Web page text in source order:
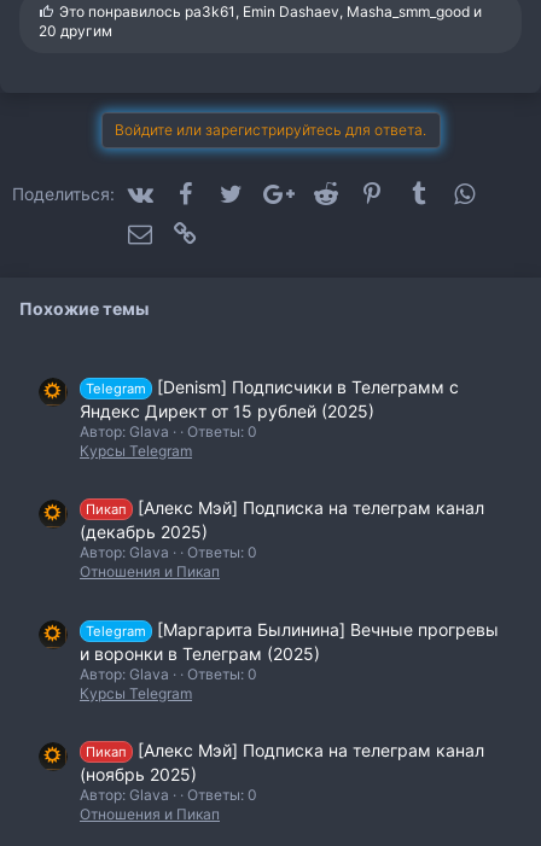
С
и
Это понравилось pa3k61 , Emin Dashaev, Masha_smm_good и
20 другим
Войдите или зарегистрируйтесь для ответа.
Поделиться: VK FacebookTwitterGoogle+Reddit PinterestTumblr
Электронная почта
Похожие темы
Telegram
[Denism] Подписчики в Телеграмм с
Яндекс Директ от 15 рублей (2025)
Автор: Glava
Ответы: 0
Курсы Telegram
Пикап
[Алекс Мэй] Подписка на телеграм канал
(декабрь 2025)
Автор: Glava
Ответы: 0
Отношения и Пикап
Telegram
[Маргарита Былинина] Вечные прогревы
и воронки в Телеграм (2025)
Автор: Glava
Ответы: 0
Курсы Telegram
Пикап
[Алекс Мэй] Подписка на телеграм канал
(ноябрь 2025)
Автор: Glava
Ответы: 0
Отношения и Пикап